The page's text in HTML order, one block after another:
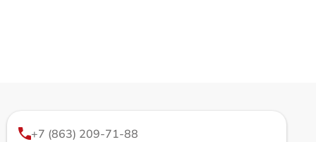
+7 (863) 209-71-88